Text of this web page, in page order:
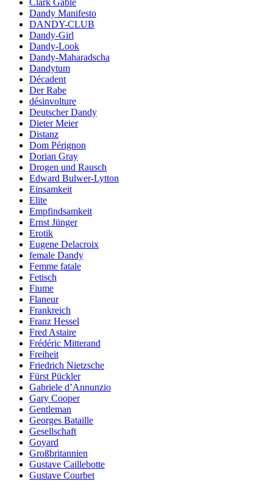
Dandy Manifesto
DANDY-CLUB
Dandy-Girl
Dandy-Look
Dandy-Maharadscha
Dandytum
Décadent
Der Rabe
désinvolture
Deutscher Dandy
Dieter Meier
Distanz
Dom Pérignon
Dorian Gray
Drogen und Rausch
Edward Bulwer-Lytton
Einsamkeit
Elite
Empfindsamkeit
Ernst Jünger
Erotik
Eugene Delacroix
female Dandy
Femme fatale
Fetisch
Fiume
Flaneur
Frankreich
Franz Hessel
Fred Astaire
Frédéric Mitterand
Freiheit
Friedrich Nietzsche
Fürst Pückler
Gabriele d’Annunzio
Gary Cooper
Gentleman
Georges Bataille
Gesellschaft
Goyard
Großbritannien
Gustave Caillebotte
Gustave Courbet